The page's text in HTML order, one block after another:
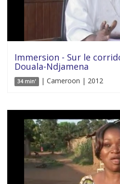
Immersion - Sur le
Douala-Ndjamena
34 min' | Cameroon | 2012